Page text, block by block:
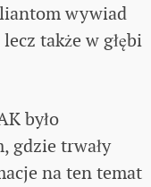
wywiad
także w głębi
było
gdzie trwały
na ten temat